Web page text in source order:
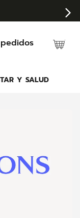
Y SALUD